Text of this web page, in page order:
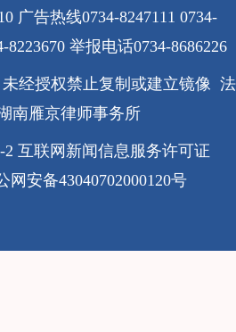
广告热线0734-8247111 0734-
8223670 举报电话0734-8686226
经授权禁止复制或建立镜像 法
南雁京律师事务所
2 互联网新闻信息服务许可证
网安备43040702000120号